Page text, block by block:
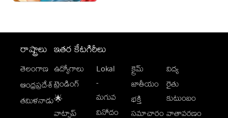
రాష్ట్రాలు
తెలంగాణ
ఆంధ్రప్రదేశ్
తమిళనాడు
ఇతర కేటగిరీలు
ఉద్యోగాలు
ట్రెండింగ్
🌟
వాట్సాప్
Lokal
-
మగువ
వినోదం
క్రైమ్
జాతీయం
భక్తి
సమాచారం
విద్య
రైతు
కుటుంబం
వాతావరణం